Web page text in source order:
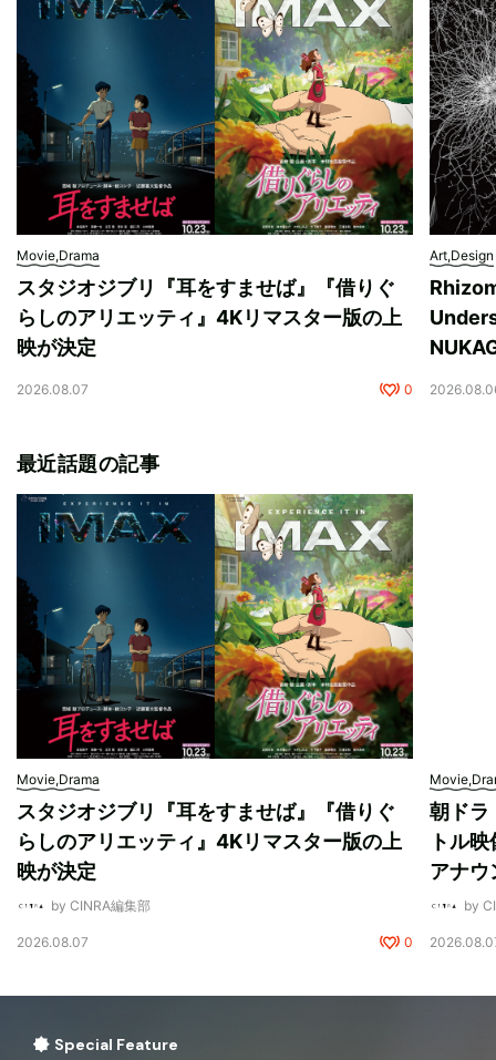
Movie,Drama
スタジオジブリ『耳をすませば』『借りぐ
らしのアリエッティ』4Kリマスター版の上
映が決定
2026.08.07 0
Art,Design
最近話題の記事
Movie,Drama
スタジオジブリ『耳をすませば』『借りぐ
らしのアリエッティ』4Kリマスター版の上
映が決定
by CINRA編集部
2026.08.07 0
朝ドラ
トル
アナウ
by
Special Feature